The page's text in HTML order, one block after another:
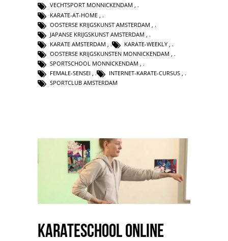
VECHTSPORT MONNICKENDAM ,
KARATE-AT-HOME
OOSTERSE KRIJGSKUNST AMSTERDAM
JAPANSE KRIJGSKUNST AMSTERDAM
KARATE AMSTERDAM
KARATE-WEEKLY
OOSTERSE KRIJGSKUNSTEN MONNICKENDAM
SPORTSCHOOL MONNICKENDAM
FEMALE-SENSEI
INTERNET-KARATE-CURSUS
SPORTCLUB AMSTERDAM
karateschool online